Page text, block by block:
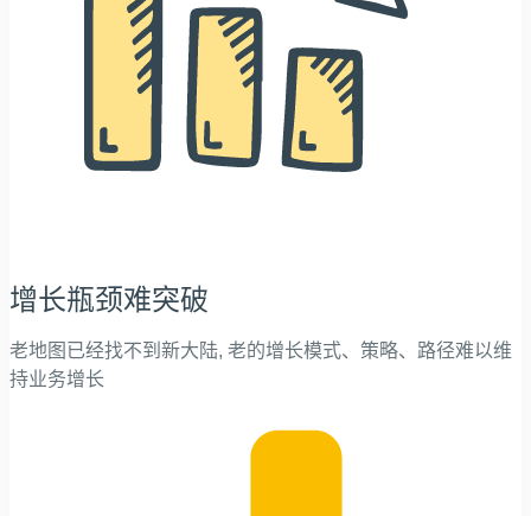
增长瓶颈难突破
老地图已经找不到新大陆, 老的增长模式、策略、路径难以维
持业务增长